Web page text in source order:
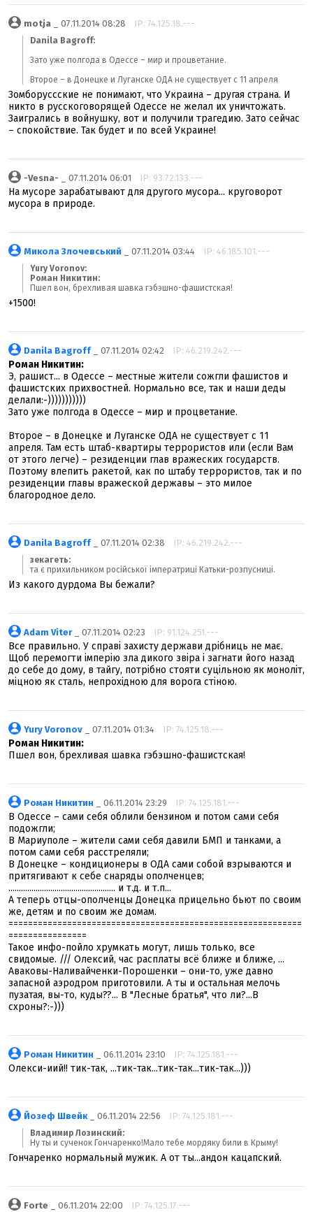
motja _ 07.11.2014 08:28 IP: 74.125.18.---
Danila Bagroff:
Зато уже полгода в Одессе – мир и процветание.
Второе – в Донецке и Луганске ОДА не существует с 11 апреля
Зомборуссские не понимают, что Украина – другая страна. И
никто в русскоговорящей Одессе не желал их уничтожать.
Заигрались в войнушку, вот и получили трагедию. Зато сейчас
– спокойствие. Так будет и по всей Украине!
-Vesna- _ 07.11.2014 06:01 IP: 93.72.133.---
На мусоре зарабатывают для другого мусора... круговорот
мусора в природе.
Микола Злочевський _ 07.11.2014 03:44 IP: 46.185.101.---
Yury Voronov:
Роман Никитин:
Пшел вон, брехливая шавка гэбэшно-фашистская!
+1500!
Danila Bagroff_ 07.11.2014 02:42 IP: 46.219.242.---
Роман Никитин:
Э, рашист... в Одессе – местные жители сожгли фашистов и
фашистских прихвостней. Нормально все, так и наши деды
делали:-)))))))))))
Зато уже полгода в Одессе – мир и процветание.
Второе – в Донецке и Луганске ОДА не существует с 11
апреля. Там есть штаб-квартиры террористов или (если Вам
от этого легче) – резиденции глав вражеских государств.
Поэтому влепить ракетой, как по штабу террористов, так и по
резиденции главы вражеской державы – это милое
благородное дело.
Danila Bagroff_ 07.11.2014 02:38 IP: 46.219.242.---
зекагеть:
та є прихильником російської імператриці Катьки-розпусниці.
Из какого дурдома Вы бежали?
Adam Viter_ 07.11.2014 02:23 IP: 91.124.251.---
Все правильно. У справі захисту держави дрібниць не має.
Щоб перемогти імперію зла дикого звіра і загнати його назад
до себе до дому, в тайгу, потрібно стояти суцільною як моноліт,
міцною як сталь, непрохідною для ворога стіною.
Yury Voronov _ 07.11.2014 01:34 IP: 74.125.18.---
Роман Никитин:
Пшел вон, брехливая шавка гэбэшно-фашистская!
Роман Никитин _ 06.11.2014 23:29 IP: 74.125.181.---
В Одессе – сами себя облили бензином и потом сами себя
подожгли;
В Мариуполе – жители сами себя давили БМП и танками, а
потом сами себя расстреляли;
В Донецке – кондиционеры в ОДА сами собой взрываются и
притягивают к себе снаряды ополченцев;
................................................... и т.д. и т.п...
А теперь отцы-ополченцы Донецка прицельно бьют по своим
же, детям и по своим же домам.
============================================================
================
Такое инфо-пойло хрумкать могут, лишь только, все
свидомые. /// Олексий, час расплаты всё ближе и ближе, ...
Аваковы-Наливайченки-Порошенки – они-то, уже давно
запасной аэродром приготовили. А ты и остальная мелочь
пузатая, вы-то, куды??... В "Лесные братья", что ли?...В
схроны?:-)))
Роман Никитин _ 06.11.2014 23:10 IP: 74.125.181.---
Олекcи-иий!! тик-так, ...тик-так...тик-так...тик-так...)))
Йозеф Швейк _ 06.11.2014 22:56 IP: 74.125.181.---
Владимир Лозинский:
Ну ты и сученок Гончаренко!Мало тебе мордяку били в Крыму!
Гончаренко нормальный мужик. А от ты...андон кацапский.
Forte _ 06.11.2014 22:00 IP: 74.125.17.---